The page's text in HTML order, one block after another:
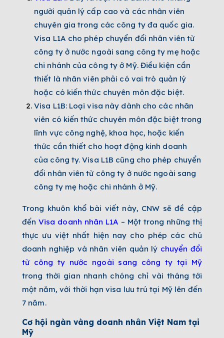
người quản lý cấp cao và các nhân viên
chuyên gia trong các công ty đa quốc gia.
Visa L1A cho phép chuyển đổi nhân viên từ
công ty ở nước ngoài sang công ty mẹ hoặc
chi nhánh của công ty ở Mỹ. Điều kiện cần
thiết là nhân viên phải có vai trò quản lý
hoặc có kiến thức chuyên môn đặc biệt.
Visa L1B: Loại visa này dành cho các nhân
viên có kiến thức chuyên môn đặc biệt trong
lĩnh vực công nghệ, khoa học, hoặc kiến
thức cần thiết cho hoạt động kinh doanh
của công ty. Visa L1B cũng cho phép chuyển
đổi nhân viên từ công ty ở nước ngoài sang
công ty mẹ hoặc chi nhánh ở Mỹ.
Trong khuôn khổ bài viết này, CNW sẽ đề cập
đếnVisa doanh nhân L1A – Một trong những thị
thực ưu việt nhất hiện nay cho phép các chủ
doanh nghiệp và nhân viên quản lý chuyển đổi
từ công ty nước ngoài sang công ty tại Mỹ
trong thời gian nhanh chóng chỉ vài tháng tới
một năm, với thời hạn visa lưu trú tại Mỹ lên đến
7 năm.
Cơ hội ngàn vàng doanh nhân Việt Nam tại
Mỹ